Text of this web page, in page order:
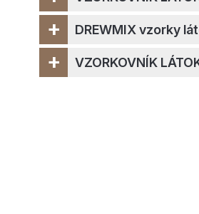
DREWMIX vzorky
+
VZORKOVNÍK
+